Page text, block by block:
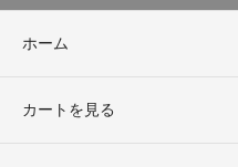
ホーム
カートを見る